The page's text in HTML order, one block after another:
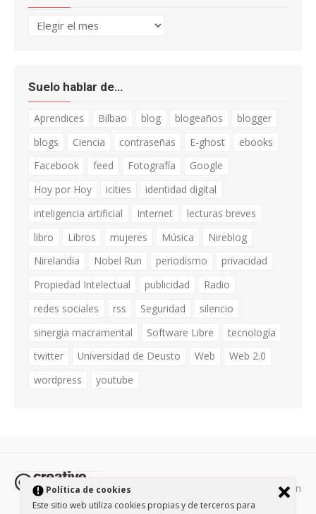
Política de cookies
Este sitio web utiliza cookies propias y de terceros para
Archivo
Suelo hablar de…
Aprendices Bilbao blog blogeaños
blogger
blogs
Ciencia contraseñas E-ghost
ebooks
Facebook
feed Fotografía
Google
Hoy por Hoy
icities
identidad digital
inteligencia artificial
Internet
lecturas breves
libro
Libros mujeres Música
Nireblog
Nirelandia
Nobel Run periodismo
privacidad
Propiedad Intelectual
publicidad
Radio
redes sociales
rss Seguridad
silencio
sinergia macramental
Software Libre
tecnología
twitter
Universidad de Deusto Web
Web 2.0
wordpress
youtube
Todos los contenidos de esta página están
protegidos por la licencia Creative Commons Attribution-